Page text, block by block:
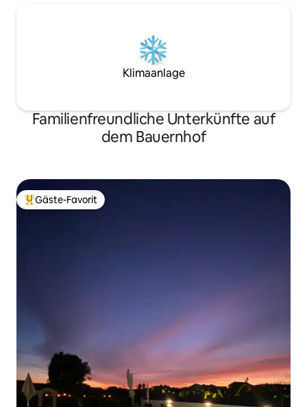
Klimaanlage
Familienfreundliche Unterkünfte auf
dem Bauernhof
Beliebter Gäste-Favorit.
Gäste-Favorit